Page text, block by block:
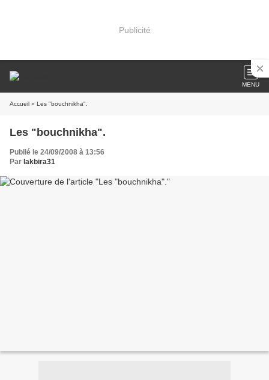
Publicité
MENU
Accueil » Les "bouchnikha".
Les "bouchnikha".
Publié le 24/09/2008 à 13:56
Par lakbira31